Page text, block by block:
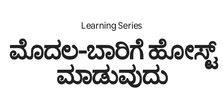
Learning Series
ಮೊದಲ-ಬಾರಿಗೆ ಹೋಸ್ಟ್
ಮಾಡುವುದು